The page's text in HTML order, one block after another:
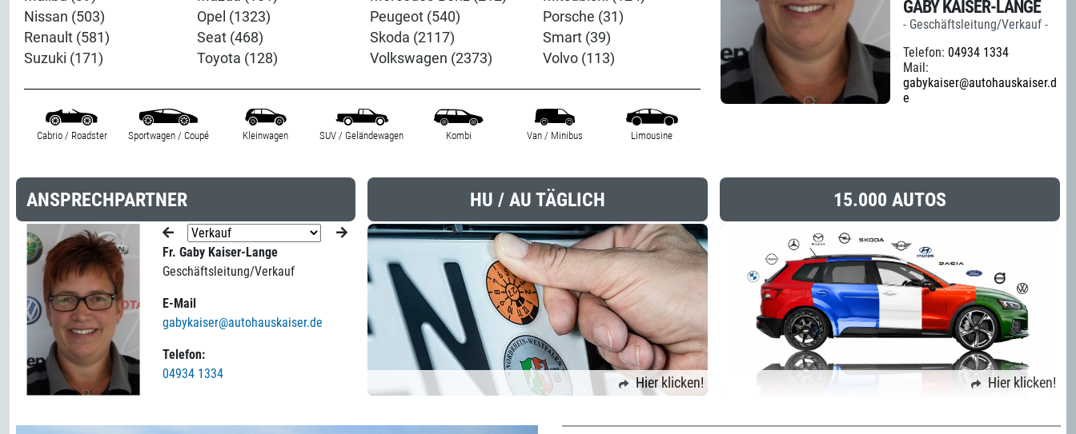
Nissan (503)
Opel (1323) Peugeot (540)
Porsche (31)
Renault (581)
Seat (468) Skoda (2117)
Smart (39)
Suzuki (171)
Toyota (128) Volkswagen (2373) Volvo (113)
Cabrio / Roadster Sportwagen / Coupé Kleinwagen SUV / Geländewagen Kombi Van / Minibus Limousine
GABY KAISER-LANGE
- Geschäftsleitung/Verkauf -
Telefon: 04934 1334
Mail:
gabykaiser@autohauskaiser.d
e
ANSPRECHPARTNER
Fr. Gaby Kaiser-Lange
Geschäftsleitung/Verkauf
E-Mail
gabykaiser@autohauskaiser.de
Telefon:
04934 1334
HU / AU TÄGLICH
Hier klicken!
15.000 AUTOS
Hier klicken!